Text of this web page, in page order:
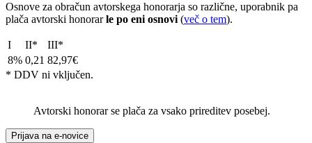
Osnove za obračun avtorskega honorarja so različne, uporabnik pa
plača avtorski honorarle po eni osnovi (več o tem).
I II*
III*
8% 0,21 82,97€
* DDV ni vključen.
Avtorski honorar se plača za vsako prireditev posebej.
Prijava na e-novice